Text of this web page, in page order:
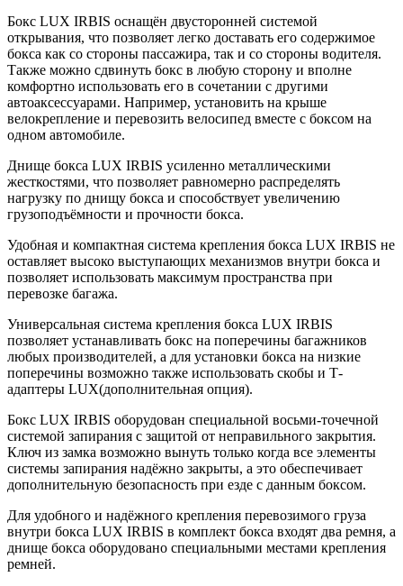
Бокс LUX IRBIS оснащён двусторонней системой
открывания, что позволяет легко доставать его содержимое
бокса как со стороны пассажира, так и со стороны водителя.
Также можно сдвинуть бокс в любую сторону и вполне
комфортно использовать его в сочетании с другими
автоаксессуарами. Например, установить на крыше
велокрепление и перевозить велосипед вместе с боксом на
одном автомобиле.
Днище бокса LUX IRBIS усиленно металлическими
жесткостями, что позволяет равномерно распределять
нагрузку по днищу бокса и способствует увеличению
грузоподъёмности и прочности бокса.
Удобная и компактная система крепления бокса LUX IRBIS не
оставляет высоко выступающих механизмов внутри бокса и
позволяет использовать максимум пространства при
перевозке багажа.
Универсальная система крепления бокса LUX IRBIS
позволяет устанавливать бокс на поперечины багажников
любых производителей, а для установки бокса на низкие
поперечины возможно также использовать скобы и Т-
адаптеры LUX(дополнительная опция).
Бокс LUX IRBIS оборудован специальной восьми-точечной
системой запирания с защитой от неправильного закрытия.
Ключ из замка возможно вынуть только когда все элементы
системы запирания надёжно закрыты, а это обеспечивает
дополнительную безопасность при езде с данным боксом.
Для удобного и надёжного крепления перевозимого груза
внутри бокса LUX IRBIS в комплект бокса входят два ремня, а
днище бокса оборудовано специальными местами крепления
ремней.